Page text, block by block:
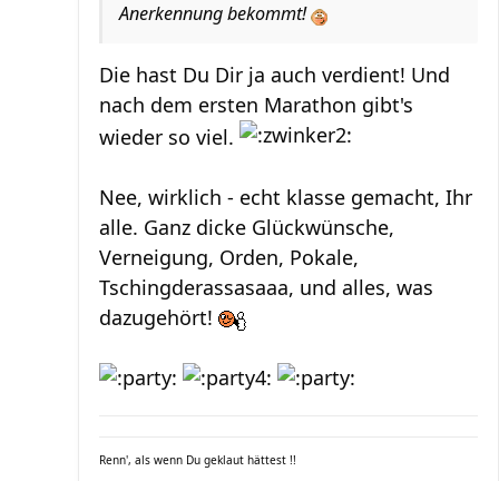
Anerkennung bekommt!
Die hast Du Dir ja auch verdient! Und
nach dem ersten Marathon gibt's
wieder so viel.
Nee, wirklich - echt klasse gemacht, Ihr
alle. Ganz dicke Glückwünsche,
Verneigung, Orden, Pokale,
Tschingderassasaaa, und alles, was
dazugehört!
Renn', als wenn Du geklaut hättest !!